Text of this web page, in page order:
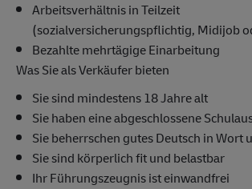
Arbeitsverhältnis in Teilzeit
(sozialversicherungspflichtig, Midijob
Bezahlte mehrtägige Einarbeitung
Was Sie als Verkäufer bieten
Sie sind mindestens 18 Jahre alt
Sie haben eine abgeschlossene
Sie beherrschen gutes Deutsch in Wort
Sie sind körperlich fit und belastbar
Ihr Führungszeugnis ist einwandfrei